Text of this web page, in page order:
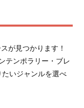
が見つかります！
テンポラリー・ブレ
いジャンルを選べ